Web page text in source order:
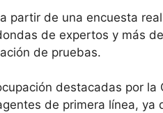
partir de una encuesta
de expertos y más
de pruebas.
destacadas por
de primera línea,